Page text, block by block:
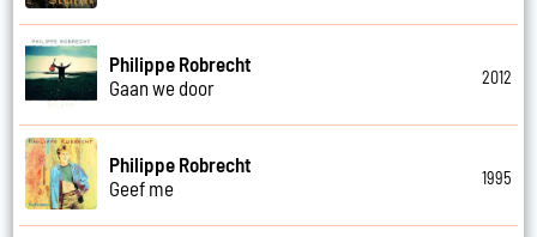
Philippe Robrecht
Gaan we door
2012
Philippe Robrecht
Geef me
1995